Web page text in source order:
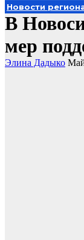
Новости
В
мер
Элина Дадыко